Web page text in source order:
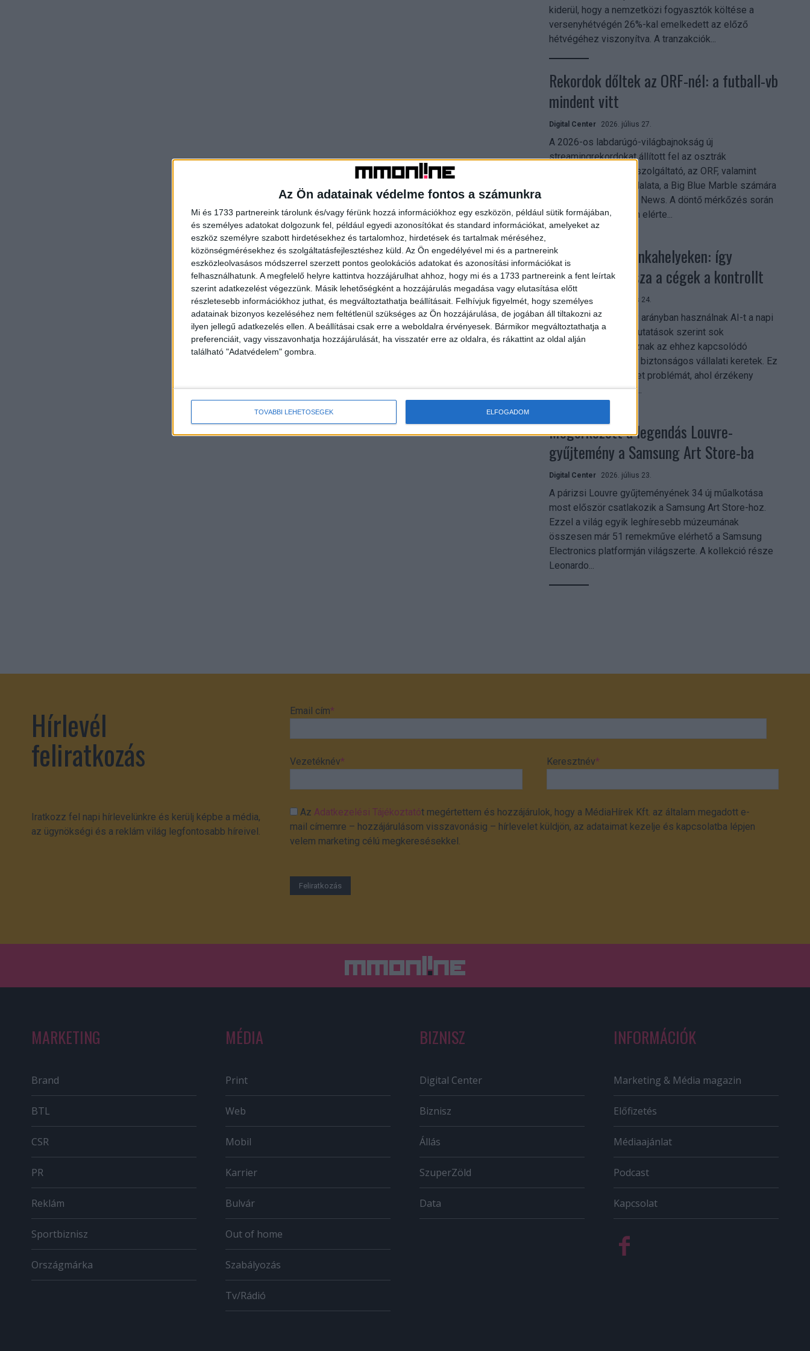
Az Ön adatainak védelme fontos a számunkra
Mi és 1733 partnereink tárolunk és/vagy férünk hozzá információkhoz egy eszközön, például sütik formájában,
és személyes adatokat dolgozunk fel, például egyedi azonosítókat és standard információkat, amelyeket az
eszköz személyre szabott hirdetésekhez és tartalomhoz, hirdetések és tartalmak méréséhez,
közönségmérésekhez és szolgáltatásfejlesztéshez küld. Az Ön engedélyével mi és a partnereink
eszközleolvasásos módszerrel szerzett pontos geolokációs adatokat és azonosítási információkat is
felhasználhatunk. A megfelelő helyre kattintva hozzájárulhat ahhoz, hogy mi és a 1733 partnereink a fent leírtak
szerint adatkezelést végezzünk. Másik lehetőségként a hozzájárulás megadása vagy elutasítása előtt
részletesebb információkhoz juthat, és megváltoztathatja beállításait. Felhívjuk figyelmét, hogy személyes
adatainak bizonyos kezeléséhez nem feltétlenül szükséges az Ön hozzájárulása, de jogában áll tiltakozni az
ilyen jellegű adatkezelés ellen. A beállításai csak erre a weboldalra érvényesek. Bármikor megváltoztathatja a
preferenciáit, vagy visszavonhatja hozzájárulását, ha visszatér erre az oldalra, és rákattint az oldal alján
található "Adatvédelem" gombra.
TOVÁBBI LEHETŐSÉGEK ELFOGADOM
kiderül, hogy a nemzetközi fogyasztók költése a
versenyhétvégén 26%-kal emelkedett az előző
hétvégéhez viszonyítva. A tranzakciók...
Rekordok dőltek az ORF-nél: a futball-vb
mindent vitt
Digital Center 2026. július 27.
A 2026-os labdarúgó-világbajnokság új
streamingrekordokat állított fel az osztrák
közszolgálati műsorszolgáltató, az ORF, valamint
technológiai leányvállalata, a Big Blue Marble számára
– írja a Broadband TV News. A döntő mérkőzés során
az átlagos nézőszám elérte...
Shadow AI a munkahelyeken: így
szerezhetik vissza a cégek a kontrollt
Digital Center 2026. július 24.
A munkavállalók nagy arányban használnak AI-t a napi
munkában, ám friss kutatások szerint sok
szervezetnél hiányoznak az ehhez kapcsolódó
világos irányelvek és biztonságos vállalati keretek. Ez
különösen ott jelenthet problémát, ahol érzékeny
üzleti információkkal...
Megérkezett a legendás Louvre-
gyűjtemény a Samsung Art Store-ba
Digital Center 2026. július 23.
A párizsi Louvre gyűjteményének 34 új műalkotása
most először csatlakozik a Samsung Art Store-hoz.
Ezzel a világ egyik leghíresebb múzeumának
összesen már 51 remekműve elérhető a Samsung
Electronics platformján világszerte. A kollekció része
Leonardo...
Hírlevél
feliratkozás
Iratkozz fel napi hírlevelünkre és kerülj képbe a média,
az ügynökségi és a reklám világ legfontosabb híreivel.
Email cím*
Vezetéknév* Keresztnév*
AzAdatkezelési Tájékoztatót megértettem és hozzájárulok, hogy a MédiaHírek Kft. az általam megadott e-
mail címemre – hozzájárulásom visszavonásig – hírlevelet küldjön, az adataimat kezelje és kapcsolatba lépjen
velem marketing célú megkeresésekkel.
MARKETING
Brand
BTL
CSR
PR
Reklám
Sportbiznisz
Országmárka
MÉDIA
Print
Web
Mobil
Karrier
Bulvár
Out of home
Szabályozás
Tv/Rádió
BIZNISZ
Digital Center
Biznisz
Állás
SzuperZöld
Data
INFORMÁCIÓK
Marketing & Média magazin
Előfizetés
Médiaajánlat
Podcast
Kapcsolat